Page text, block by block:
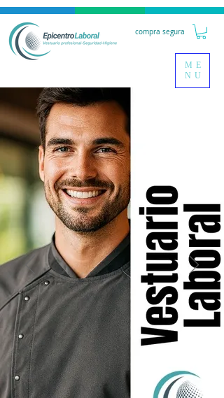
compra segura
ME
NU